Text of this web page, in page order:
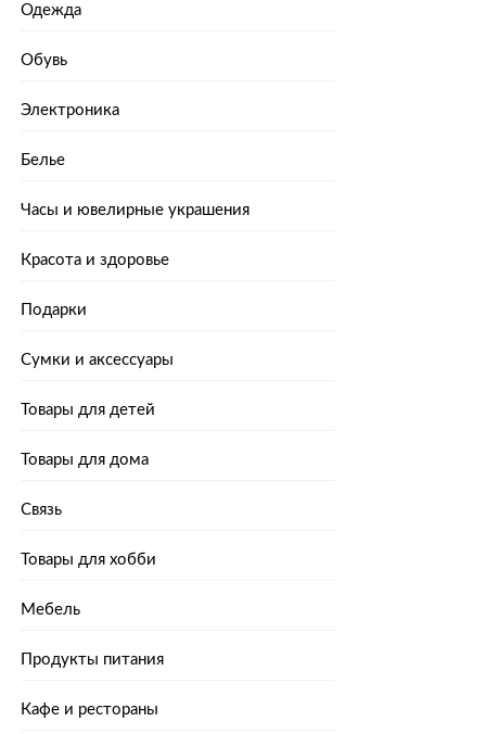
Одежда
Обувь
Электроника
Белье
Часы и ювелирные украшения
Красота и здоровье
Подарки
Сумки и аксессуары
Товары для детей
Товары для дома
Связь
Товары для хобби
Мебель
Продукты питания
Кафе и рестораны